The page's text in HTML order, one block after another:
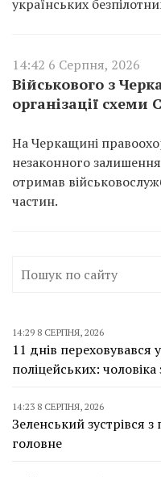
українських
14:42 6 Серпня, 2026
Військового з
організації схеми
На Черкащині
незаконного
отримав
частин.
14:29 8 СЕРПНЯ, 2026
11 днів переховувався
поліцейських:
14:23 8 СЕРПНЯ, 2026
Зеленський зустрівся
головне